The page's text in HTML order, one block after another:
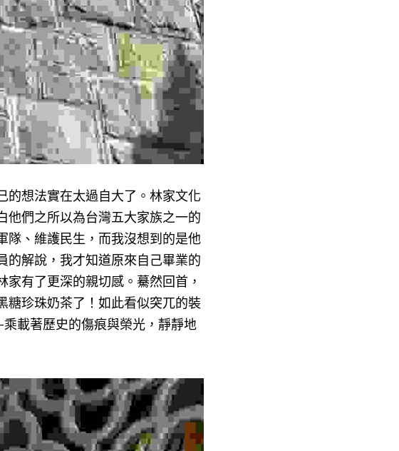
的想法實在太過自大了。林家文化
他們之所以為台灣五大家族之一的
隊、維護民生，而我沒想到的是他
的解說，我才知道原來自己畢業的
有了更深的親切感。驀然回首，
糖珍珠奶茶了！如此看似突兀的裝
載著歷史的傷痕與榮光，靜靜地